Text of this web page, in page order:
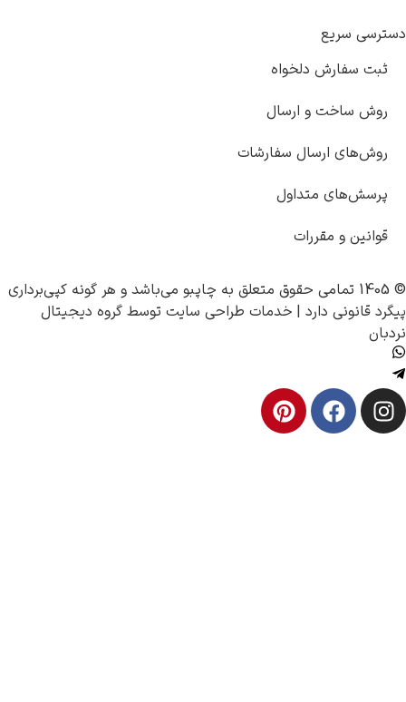
سریع
سفارش دلخواه
ساخت و ارسال
ارسال سفارشات
متداول
و مقررات
چاپبو می‌باشد و هر گونه کپی‌برداری
قانونی دارد |خدمات طراحی سایتتوسطگروه دیجیتال